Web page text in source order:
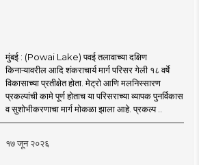
मुंबई : (Powai Lake) पवई तलावाच्या दक्षिण
किनाऱ्यावरील आदि शंकराचार्य मार्ग परिसर गेली १८ वर्षे
विकासाच्या प्रतीक्षेत होता. मेट्रो आणि मलनिस्सारण
प्रकल्पांची कामे पूर्ण होताच या परिसराच्या व्यापक पुनर्विकास
व सुशोभीकरणाचा मार्ग मोकळा झाला आहे. प्रकल्प ..
१७ जून २०२६